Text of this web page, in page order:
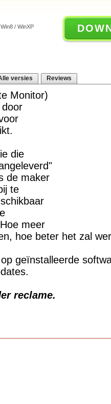
/ WinXP
versies Reviews
Monitor)
die
de maker
te
meer
hoe beter het zal
geïnstalleerde
reclame.